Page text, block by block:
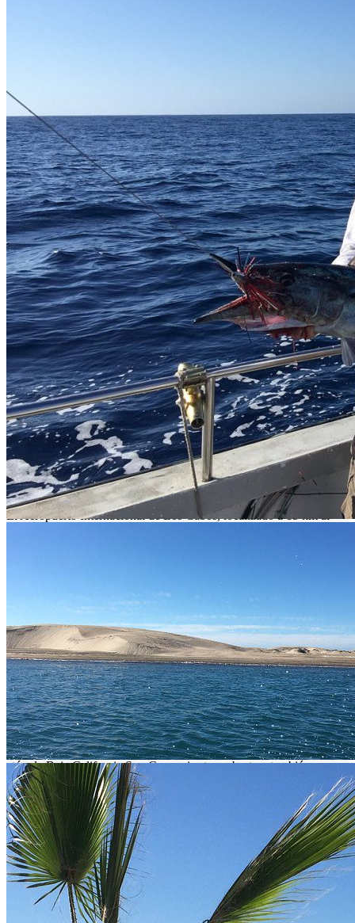
Puerto Adolfo López Mateos se localiza al norte del Océano
Pacífico, dentro de Bahía Magdalena, a 256 kilómetros de La Paz.
El trayecto por carretera dura tres horas y media en automóvil.
Por tierra:
Bahía Magdalena se localiza a 57 kilómetros de Ciudad
Constitución y a 216 km de La Paz.
Puede llegar a través de la carretera Transpeninsular # 1 “Benito
Juárez” desde Tijuana a Los Cabos. Esta carretera ofrece los
servicios de Policía Federal de Caminos, Ángeles Verdes y los
servicios de emergencias que puedan prestar las autoridades de la
población más cercana: Cruz Roja, Bomberos, Policía Municipal,
etc. Le recomendamos: No manejar de noche (debido al ganado),
respetar los señalamientos así como las reglas de seguridad al viajar.
Una vez en Ciudad Constitución tome la carretera estatal núm. 22 y
recorra 57 km hasta llegar a la Bahía.
Por aire:
Se puede llegar por vía aérea a través del Aeropuerto de Ciudad
Constitución o por la aeropista de López Mateos;
El Aeropuerto Internacional de La Paz, localizado a 10 km al norte
de la ciudad, recibe diariamente vuelos de Los Ángeles, la Ciudad
de México, Guadalajara y Monterrey, entre otras ciudades, a través
de aerolíneas como Aerocalifornia, Aeromexico y Aerolitoral.
El Aeropuerto Internacional de Los Cabos, localizado a 15 km al
Mexicana de Aviación. También llegan a Los Cabos vuelos de otras
El Aeropuerto Internacional de Loreto recibe vuelos de Estados
Unidos conectando con las ciudades de Los Ángeles, Tucson y San
Diego; Aerolitoral (AM) provee los vuelos nacionales.
Por mar:
Por mar puede llegar en barcos turísticos o privados a Puerto San
Carlos y Puerto López Mateos.
¿Qué pescar?
Para los amantes de la pesca deportiva solo basta saber que en el
Puerto Adolfo López Mateos se capturan los mejores ejemplares de
atún de Baja California Sur. Como si esto no bastara también se
captura marlin rayado, marlin azul, marlin negro y pez vela, dorado,
wahoo, atún aleta amarilla, pez gallo, pardo y cabrilla.
Lo que te interesa
Municipio
Comondú
Estado